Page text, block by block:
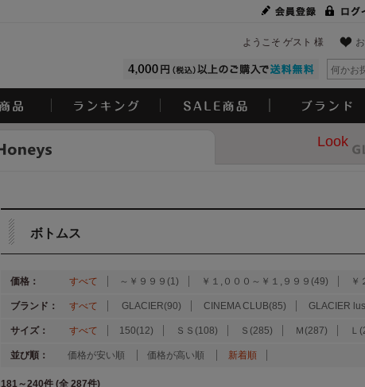
ようこそ ゲスト 様
Look
ボトムス
価格： すべて ～￥９９９(1) ￥１,０００～￥１,９９９(49) ￥
ブランド： すべて GLACIER(90) CINEMA CLUB(85) GLACIER
サイズ： すべて 150(12) ＳＳ(108) Ｓ(285) Ｍ(287) Ｌ
並び順： 価格が安い順 価格が高い順 新着順
181～240件 (全 287件)